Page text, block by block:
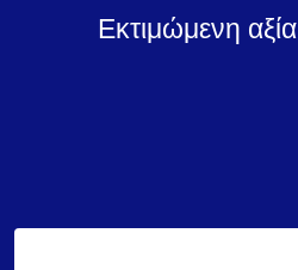
Εκτιμώμενη αξία